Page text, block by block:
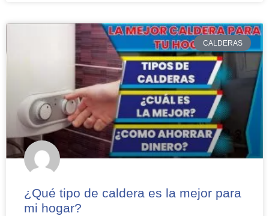
CALDERAS
¿Qué tipo de caldera es la mejor para
mi hogar?